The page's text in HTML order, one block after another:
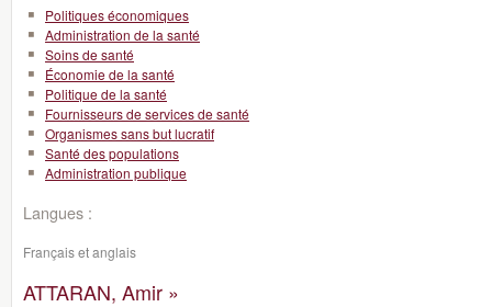
Politiques économiques
Administration de la santé
Soins de santé
Économie de la santé
Politique de la santé
Fournisseurs de services de santé
Organismes sans but lucratif
Santé des populations
Administration publique
Langues :
Français et anglais
ATTARAN, Amir »